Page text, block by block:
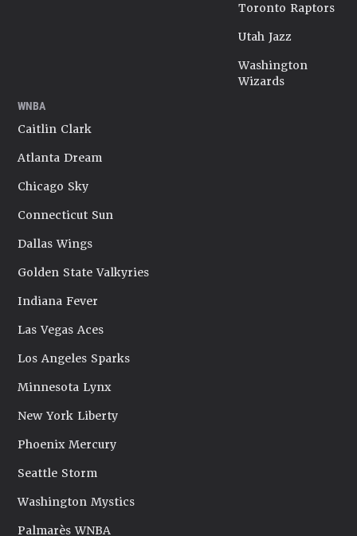
Toronto Raptors
Utah Jazz
Washington
Wizards
WNBA
Caitlin Clark
Atlanta Dream
Chicago Sky
Connecticut Sun
Dallas Wings
Golden State Valkyries
Indiana Fever
Las Vegas Aces
Los Angeles Sparks
Minnesota Lynx
New York Liberty
Phoenix Mercury
Seattle Storm
Washington Mystics
Palmarès WNBA